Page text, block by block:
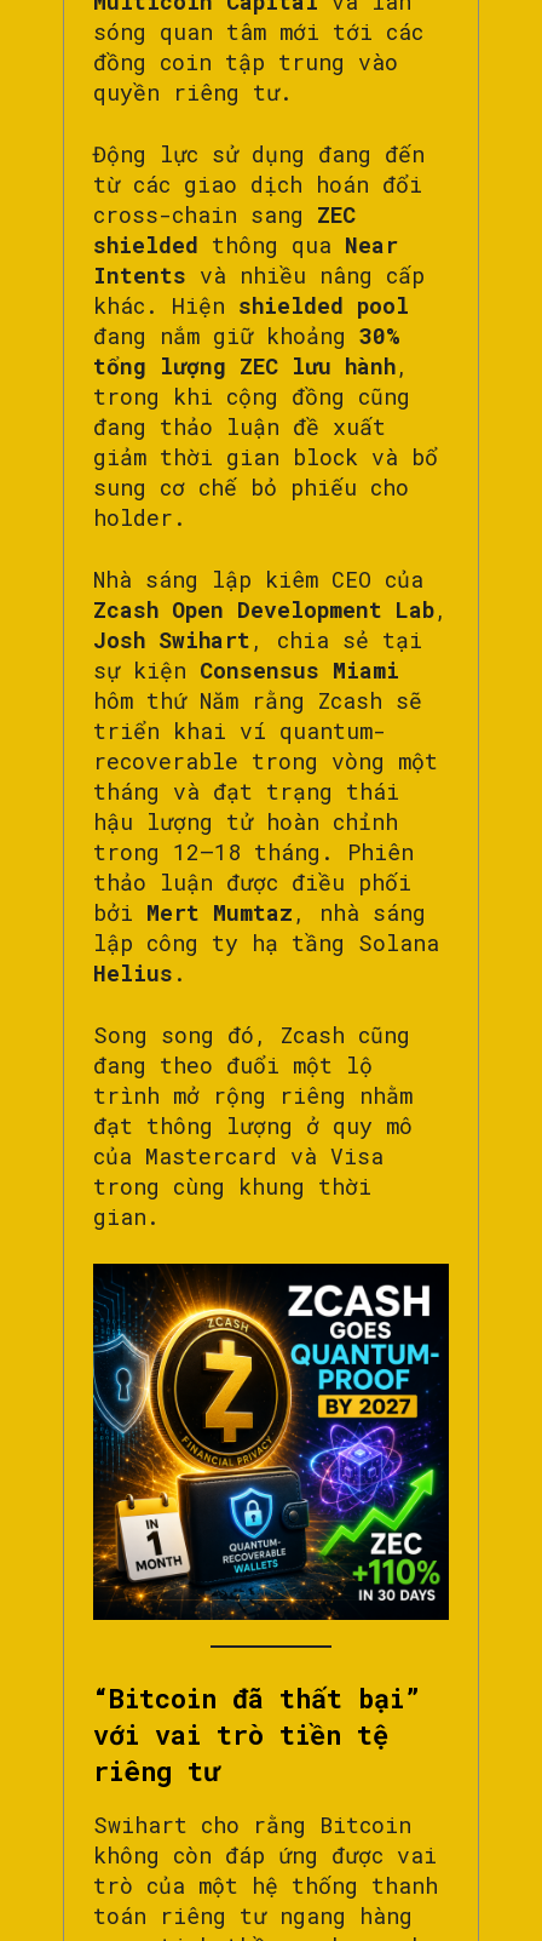
sóng quan tâm mới tới các
đồng coin tập trung vào
quyền riêng tư.
Động lực sử dụng đang đến
từ các giao dịch hoán đổi
cross-chain sang ZEC
shielded thông qua Near
Intents và nhiều nâng cấp
khác. Hiện shielded pool
đang nắm giữ khoảng 30%
tổng lượng ZEC lưu hành,
trong khi cộng đồng cũng
đang thảo luận đề xuất
giảm thời gian block và bổ
sung cơ chế bỏ phiếu cho
holder.
Nhà sáng lập kiêm CEO của
Zcash Open Development Lab,
Josh Swihart , chia sẻ tại
sự kiện Consensus Miami
hôm thứ Năm rằng Zcash sẽ
triển khai ví quantum-
recoverable trong vòng một
tháng và đạt trạng thái
hậu lượng tử hoàn chỉnh
trong 12–18 tháng. Phiên
thảo luận được điều phối
bởi Mert Mumtaz , nhà sáng
lập công ty hạ tầng Solana
Helius .
Song song đó, Zcash cũng
đang theo đuổi một lộ
trình mở rộng riêng nhằm
đạt thông lượng ở quy mô
của Mastercard và Visa
trong cùng khung thời
gian.
“Bitcoin đã thất bại”
với vai trò tiền tệ
riêng tư
Swihart cho rằng Bitcoin
không còn đáp ứng được vai
trò của một hệ thống thanh
toán riêng tư ngang hàng